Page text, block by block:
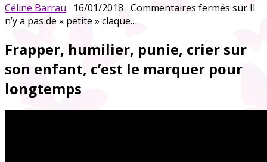
Céline Barrau 16/01/2018 Commentaires fermés sur Il
n’y a pas de « petite » claque…
Frapper, humilier, punie, crier sur
son enfant, c’est le marquer pour
longtemps